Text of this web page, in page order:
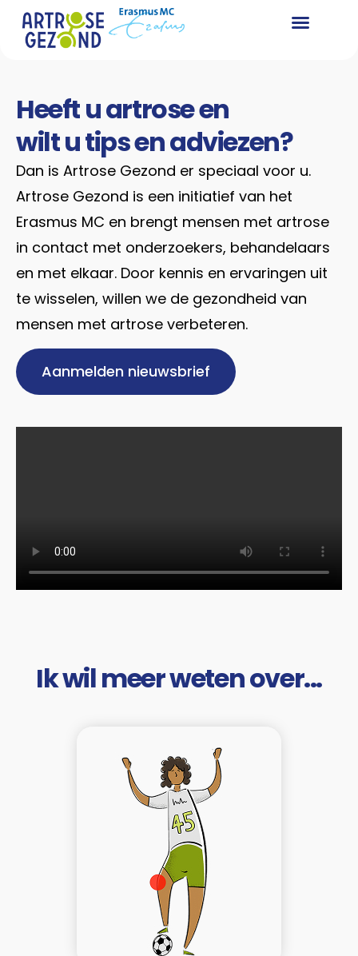
Heeft u artrose en
wilt u tips en adviezen?
Dan is Artrose Gezond er speciaal voor u.
Artrose Gezond is een initiatief van het
Erasmus MC en brengt mensen met artrose
in contact met onderzoekers, behandelaars
en met elkaar. Door kennis en ervaringen uit
te wisselen, willen we de gezondheid van
mensen met artrose verbeteren.
Aanmelden nieuwsbrief
Ik wil meer weten over...